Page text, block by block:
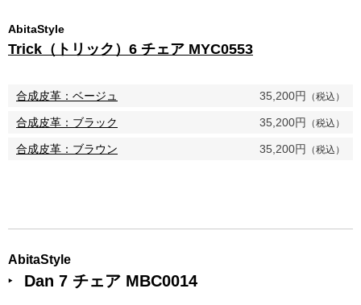
AbitaStyle
Trick（トリック）6 チェア MYC0553
合成皮革：ベージュ 35,200円 （税込）
合成皮革：ブラック 35,200円 （税込）
合成皮革：ブラウン 35,200円 （税込）
AbitaStyle
Dan 7 チェア MBC0014